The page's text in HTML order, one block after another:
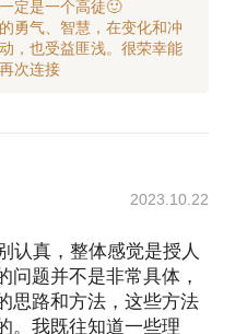
定是一个高徒🙂
勇气、智慧，在变化和冲
，也受益匪浅。很荣幸能
2023.10.22
认真，整体感觉是授人
问题并不是非常具体，
思路和方法，这些方法
。我既往知道一些理